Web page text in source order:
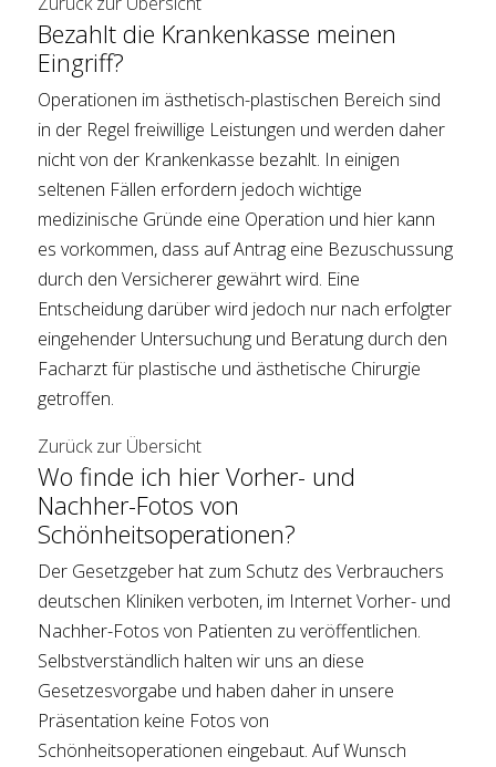
Bezahlt die Krankenkasse meinen
Eingriff?
Operationen im ästhetisch-plastischen Bereich sind
in der Regel freiwillige Leistungen und werden daher
nicht von der Krankenkasse bezahlt. In einigen
seltenen Fällen erfordern jedoch wichtige
medizinische Gründe eine Operation und hier kann
es vorkommen, dass auf Antrag eine Bezuschussung
durch den Versicherer gewährt wird. Eine
Entscheidung darüber wird jedoch nur nach erfolgter
eingehender Untersuchung und Beratung durch den
Facharzt für plastische und ästhetische Chirurgie
getroffen.
Zurück zur Übersicht
Wo finde ich hier Vorher- und
Nachher-Fotos von
Schönheitsoperationen?
Der Gesetzgeber hat zum Schutz des Verbrauchers
deutschen Kliniken verboten, im Internet Vorher- und
Nachher-Fotos von Patienten zu veröffentlichen.
Selbstverständlich halten wir uns an diese
Gesetzesvorgabe und haben daher in unsere
Präsentation keine Fotos von
Schönheitsoperationen eingebaut. Auf Wunsch